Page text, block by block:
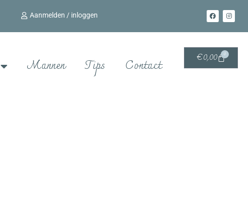
Aanmelden / inloggen
Mannen Tips Contact €0,00 0